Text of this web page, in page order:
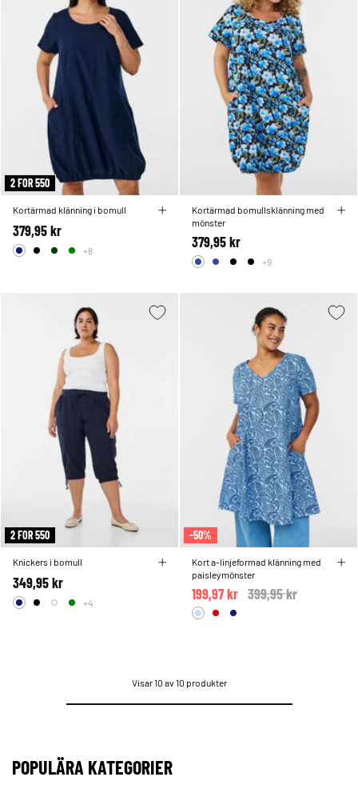
2 FOR 550
Kortärmad klänning i bomull
379,95 kr
+8
Kortärmad bomullsklänning med
mönster
379,95 kr
+9
2 FOR 550
Knickers i bomull
349,95 kr
+4
-50%
Kort a-linjeformad klänning med
paisleymönster
Price reduced from
399,95 kr
199,97 kr
Visar 10 av 10 produkter
POPULÄRA KATEGORIER